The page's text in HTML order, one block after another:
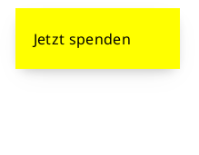
Jetzt spenden